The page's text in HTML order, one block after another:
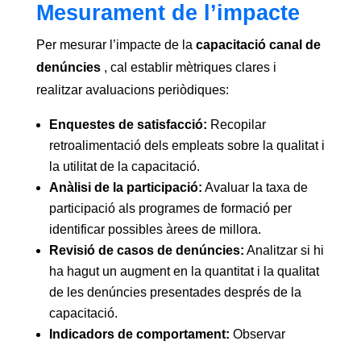
Mesurament de l’impacte
Per mesurar l’impacte de la capacitació canal de
denúncies , cal establir mètriques clares i
realitzar avaluacions periòdiques:
Enquestes de satisfacció: Recopilar
retroalimentació dels empleats sobre la qualitat i
la utilitat de la capacitació.
Anàlisi de la participació: Avaluar la taxa de
participació als programes de formació per
identificar possibles àrees de millora.
Revisió de casos de denúncies: Analitzar si hi
ha hagut un augment en la quantitat i la qualitat
de les denúncies presentades després de la
capacitació.
Indicadors de comportament: Observar